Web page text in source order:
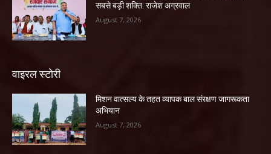
सबसे बड़ी शक्ति: राजेश अग्रवाल
August 7, 2026
वाइरल स्टोरी
मिशन वात्सल्य के तहत व्यापक बाल संरक्षण जागरूकता
अभियान
August 7, 2026